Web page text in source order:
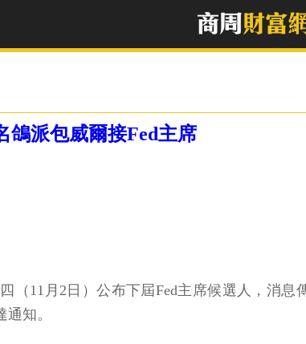
鴿派包威爾接Fed主席
（11月2日）公布下屆Fed主席候選人，消息
知。